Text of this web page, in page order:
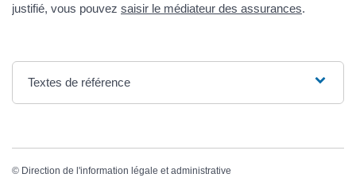
justifié, vous pouvez saisir le médiateur des assurances.
Textes de référence
© Direction de l'information légale et administrative